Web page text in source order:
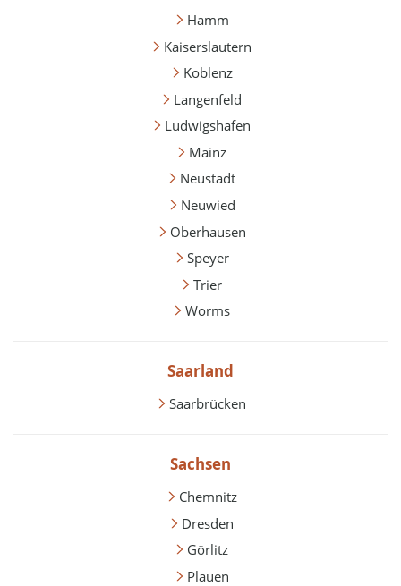
Hamm
Kaiserslautern
Koblenz
Langenfeld
Ludwigshafen
Mainz
Neustadt
Neuwied
Oberhausen
Speyer
Trier
Worms
Saarland
Saarbrücken
Sachsen
Chemnitz
Dresden
Görlitz
Plauen